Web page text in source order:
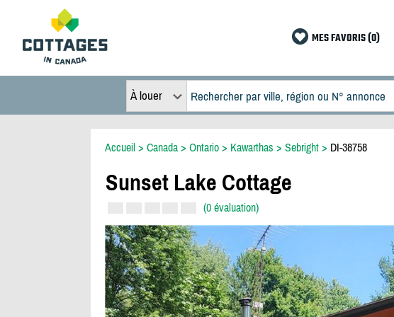
MES FAVORIS (0)
À louer
Accueil> Canada> Ontario> Kawarthas > Sebright> DI-38758
Sunset Lake Cottage
(0 évaluation)